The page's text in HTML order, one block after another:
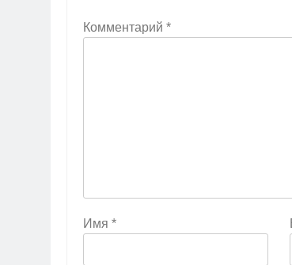
Комментарий *
Имя *